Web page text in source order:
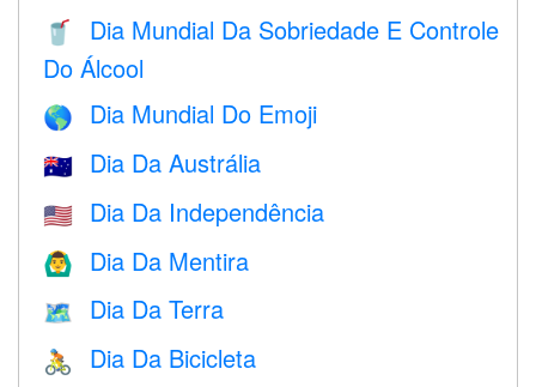
🥤
Dia Mundial Da Sobriedade E Controle
Do Álcool
🌎 Dia Mundial Do Emoji
🇦🇺 Dia Da Austrália
🇺🇸 Dia Da Independência
🙆‍♂️ Dia Da Mentira
🗺️ Dia Da Terra
🚴 Dia Da Bicicleta